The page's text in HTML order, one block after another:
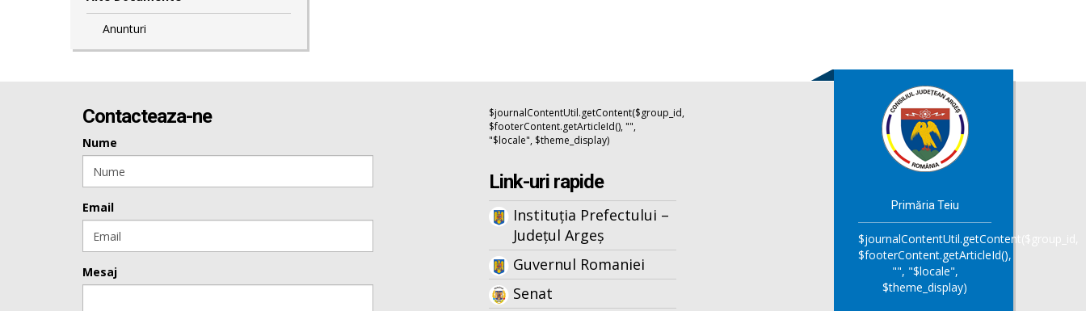
Anunturi
Contacteaza-ne
Nume
Email
Mesaj
$journalContentUtil.getContent($group_id,
$footerContent.getArticleId(), "",
"$locale", $theme_display)
Link-uri rapide
Instituția Prefectului –
Județul Argeș
Guvernul Romaniei
Senat
Primăria Teiu
$journalContentUtil.getContent($group_id,
$footerContent.getArticleId(),
"", "$locale",
$theme_display)